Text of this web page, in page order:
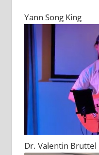
Yann Song King
Dr. Valentin